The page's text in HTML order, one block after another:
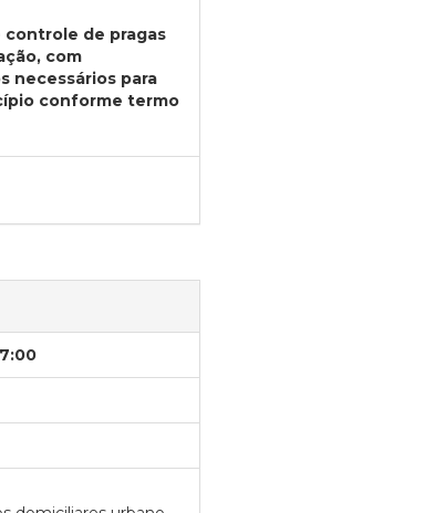
controle de pragas
com
necessários para
conforme termo